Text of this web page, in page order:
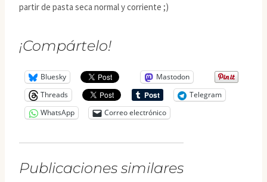
partir de pasta seca normal y corriente ;)
¡Compártelo!
Bluesky
Mastodon
Threads
Telegram
WhatsApp
Correo electrónico
Publicaciones similares